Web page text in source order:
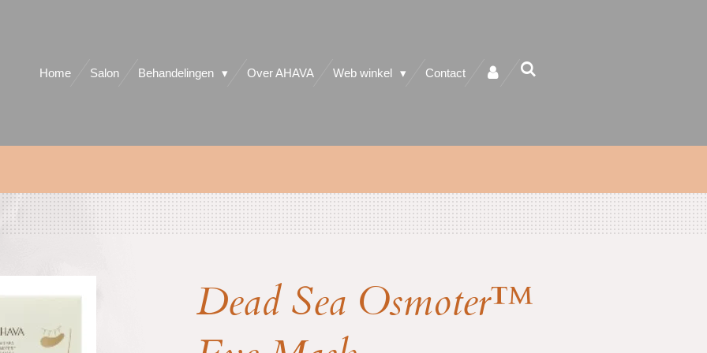
Home Salon Behandelingen Over AHAVA Web winkel Contact
Dead Sea Osmoter™